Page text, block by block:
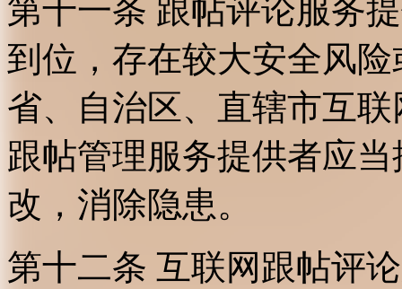
第十一条 跟帖评论服务
到位，存在较大安全风
省、自治区、直辖市互
跟帖管理服务提供者应
改，消除隐患。
第十二条 互联网跟帖评